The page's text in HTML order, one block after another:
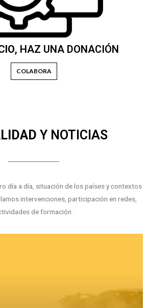
, HAZ UNA DONACIÓN
COLABORA
Y NOTICIAS
día a día, situación de los países y contextos
intervenciones, participación en redes,
de formación.